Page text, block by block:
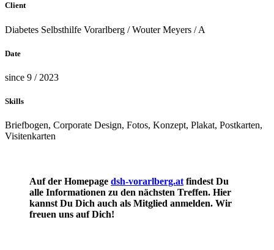
Client
Diabetes Selbsthilfe Vorarlberg / Wouter Meyers / A
Date
since 9 / 2023
Skills
Briefbogen, Corporate Design, Fotos, Konzept, Plakat, Postkarten,
Visitenkarten
Auf der Homepage dsh-vorarl­berg.at findest Du
alle Informa­tionen zu den nächsten Treffen. Hier
kannst Du Dich auch als Mit­glied anmelden. Wir
freuen uns auf Dich!